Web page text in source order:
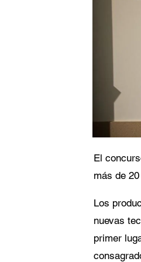
El
más de
Los
nuevas
primer